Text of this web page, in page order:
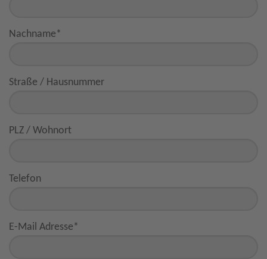
Nachname*
Straße / Hausnummer
PLZ / Wohnort
Telefon
E-Mail Adresse*